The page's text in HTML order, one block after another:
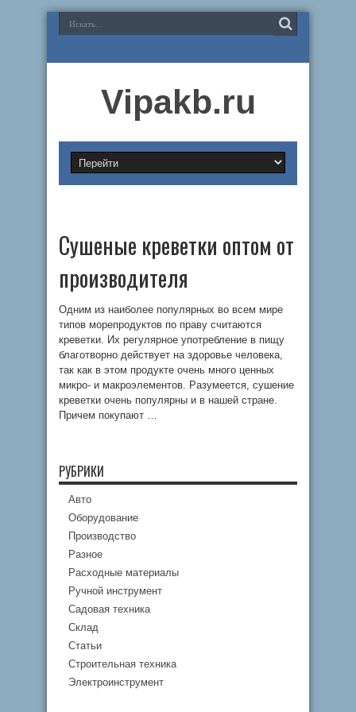
Vipakb.ru
Сушеные креветки оптом от
производителя
Одним из наиболее популярных во всем мире
типов морепродуктов по праву считаются
креветки. Их регулярное употребление в пищу
благотворно действует на здоровье человека,
так как в этом продукте очень много ценных
микро- и макроэлементов. Разумеется, сушение
креветки очень популярны и в нашей стране.
Причем покупают …
РУБРИКИ
Авто
Оборудование
Производство
Разное
Расходные материалы
Ручной инструмент
Садовая техника
Склад
Статьи
Строительная техника
Электроинструмент